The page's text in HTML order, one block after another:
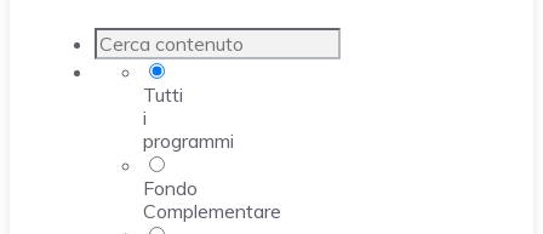
Tutti
i
programmi
Fondo
Complementare